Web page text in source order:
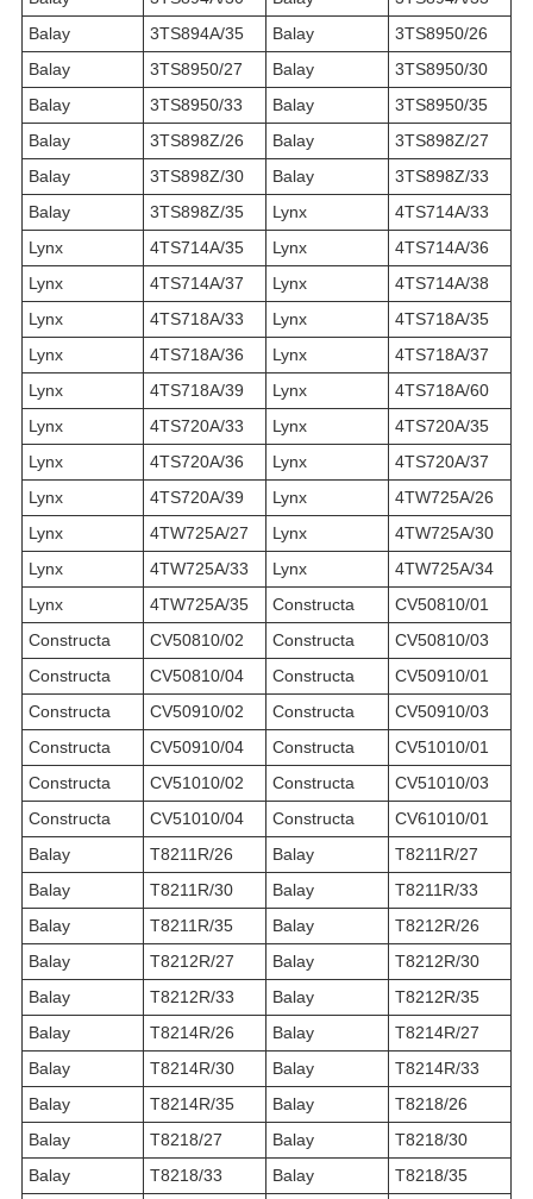
Balay
3TS894A/35 Balay
3TS8950/26
Balay
3TS8950/27 Balay
3TS8950/30
Balay
3TS8950/33 Balay
3TS8950/35
Balay
3TS898Z/26 Balay
3TS898Z/27
Balay
3TS898Z/30 Balay
3TS898Z/33
Balay
3TS898Z/35 Lynx
4TS714A/33
Lynx
4TS714A/35 Lynx
4TS714A/36
Lynx
4TS714A/37 Lynx
4TS714A/38
Lynx
4TS718A/33 Lynx
4TS718A/35
Lynx
4TS718A/36 Lynx
4TS718A/37
Lynx
4TS718A/39 Lynx
4TS718A/60
Lynx
4TS720A/33 Lynx
4TS720A/35
Lynx
4TS720A/36 Lynx
4TS720A/37
Lynx
4TS720A/39 Lynx
4TW725A/26
Lynx
4TW725A/27 Lynx
4TW725A/30
Lynx
4TW725A/33 Lynx
4TW725A/34
Lynx
4TW725A/35 Constructa
CV50810/01
Constructa
CV50810/02 Constructa
CV50810/03
Constructa
CV50810/04 Constructa
CV50910/01
Constructa
CV50910/02 Constructa
CV50910/03
Constructa
CV50910/04 Constructa
CV51010/01
Constructa
CV51010/02 Constructa
CV51010/03
Constructa
CV51010/04 Constructa
CV61010/01
Balay
T8211R/26 Balay
T8211R/27
Balay
T8211R/30 Balay
T8211R/33
Balay
T8211R/35 Balay
T8212R/26
Balay
T8212R/27 Balay
T8212R/30
Balay
T8212R/33 Balay
T8212R/35
Balay
T8214R/26 Balay
T8214R/27
Balay
T8214R/30 Balay
T8214R/33
Balay
T8214R/35 Balay
T8218/26
Balay
T8218/27 Balay
T8218/30
Balay
T8218/33 Balay
T8218/35